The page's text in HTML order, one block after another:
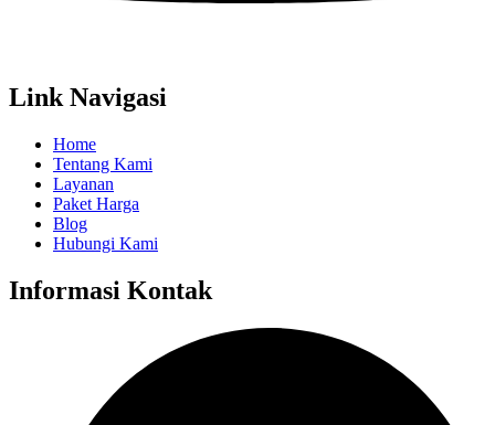
Link Navigasi
Home
Tentang Kami
Layanan
Paket Harga
Blog
Hubungi Kami
Informasi Kontak